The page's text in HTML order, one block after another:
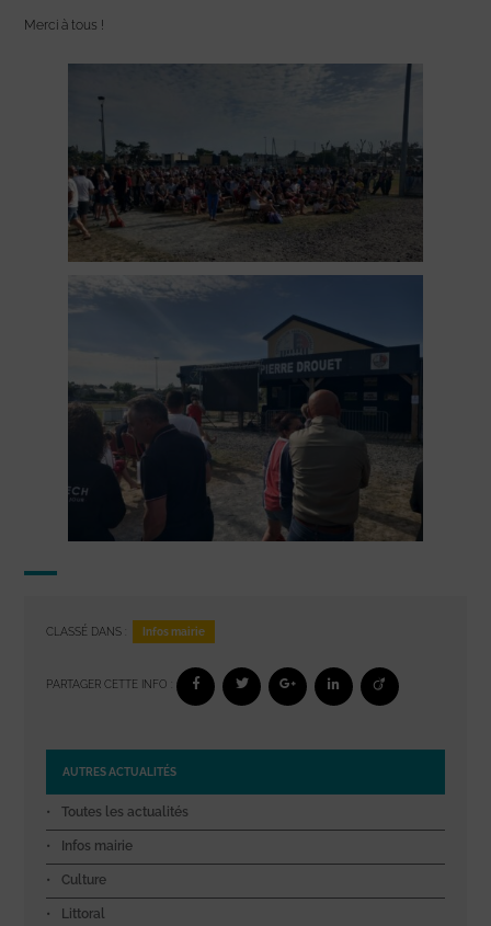
Merci à tous !
CLASSÉ DANS : Infos mairie
PARTAGER CETTE INFO :
AUTRES ACTUALITÉS
Toutes les actualités
Infos mairie
Culture
Littoral